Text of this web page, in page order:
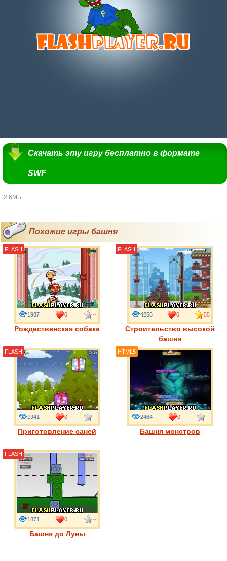
Скачать эту игру бесплатно в формате
SWF
2.6МБ
Похожие игры башня
Рождественская собака
1987 0 --
FLASH
Строительство высокой
башни
4256 0 55
FLASH
Приготовление саней
1941 0 --
FLASH
Башня монстров
2464 0 --
HTML5
Башня до Луны
1871 0 --
FLASH